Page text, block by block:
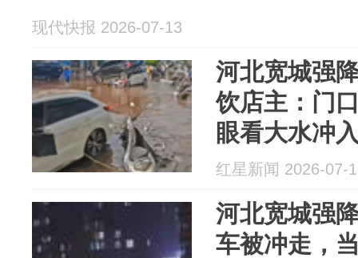
现代快报 2026-07-13
河北宽城强
饮店主：门
眼看大水冲
红星新闻 2026-07-
河北宽城强
车被冲走，